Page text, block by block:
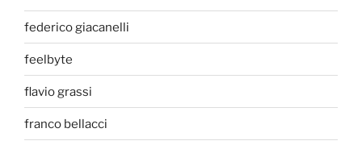
federico giacanelli
feelbyte
flavio grassi
franco bellacci